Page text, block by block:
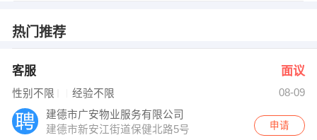
【杭州建德铭都旅行社有限公司】 强势入驻
热门推荐
客服 面议
性别不限 经验不限
08-09
建德市广安物业服务有限公司
建德市新安江街道保健北路5号
申请